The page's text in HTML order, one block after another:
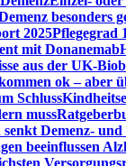
besonders
2025Pflegegrad
mit Donanemab
aus der UK-
ok – aber
Schluss
muss
Demenz-
beeinflussen